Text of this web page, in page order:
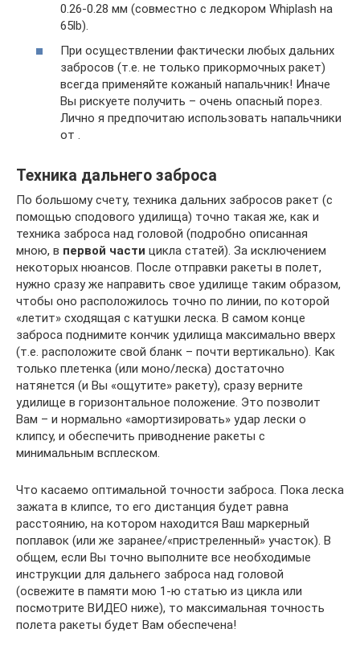
0.26-0.28 мм (совместно с ледкором Whiplash на
65lb).
При осуществлении фактически любых дальних
забросов (т.е. не только прикормочных ракет)
всегда применяйте кожаный напальчник! Иначе
Вы рискуете получить – очень опасный порез.
Лично я предпочитаю использовать напальчники
от .
Техника дальнего заброса
По большому счету, техника дальних забросов ракет (с
помощью сподового удилища) точно такая же, как и
техника заброса над головой (подробно описанная
мною, в первой части цикла статей). За исключением
некоторых нюансов. После отправки ракеты в полет,
нужно сразу же направить свое удилище таким образом,
чтобы оно расположилось точно по линии, по которой
«летит» сходящая с катушки леска. В самом конце
заброса поднимите кончик удилища максимально вверх
(т.е. расположите свой бланк – почти вертикально). Как
только плетенка (или моно/леска) достаточно
натянется (и Вы «ощутите» ракету), сразу верните
удилище в горизонтальное положение. Это позволит
Вам – и нормально «амортизировать» удар лески о
клипсу, и обеспечить приводнение ракеты с
минимальным всплеском.
Что касаемо оптимальной точности заброса. Пока леска
зажата в клипсе, то его дистанция будет равна
расстоянию, на котором находится Ваш маркерный
поплавок (или же заранее/«пристреленный» участок). В
общем, если Вы точно выполните все необходимые
инструкции для дальнего заброса над головой
(освежите в памяти мою 1-ю статью из цикла или
посмотрите ВИДЕО ниже), то максимальная точность
полета ракеты будет Вам обеспечена!